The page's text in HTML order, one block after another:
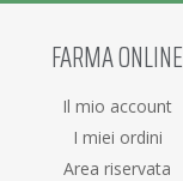
FARMA ONLINE
Il mio account
I miei ordini
Area riservata